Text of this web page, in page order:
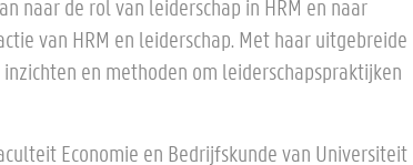
naar de rol van leiderschap in HRM en naar
van HRM en leiderschap. Met haar uitgebreide
en methoden om leiderschapspraktijken
Economie en Bedrijfskunde van Universiteit